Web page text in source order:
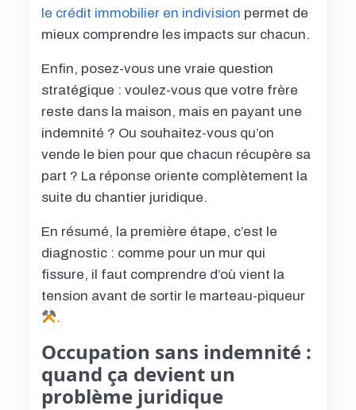
le crédit immobilier en indivision permet de
mieux comprendre les impacts sur chacun.
Enfin, posez-vous une vraie question
stratégique : voulez-vous que votre frère
reste dans la maison, mais en payant une
indemnité ? Ou souhaitez-vous qu’on
vende le bien pour que chacun récupère sa
part ? La réponse oriente complètement la
suite du chantier juridique.
En résumé, la première étape, c’est le
diagnostic : comme pour un mur qui
fissure, il faut comprendre d’où vient la
tension avant de sortir le marteau-piqueur
.
Occupation sans indemnité :
quand ça devient un
problème juridique